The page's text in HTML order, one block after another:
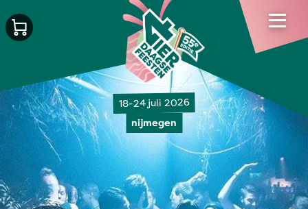
18-24 juli 2026
nijmegen